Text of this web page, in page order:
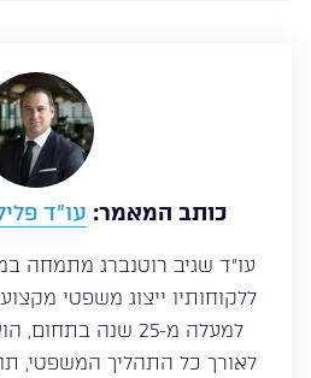
כותב המאמר: עו”ד
עו”ד שגיב רוטנברג מתמחה
ללקוחותיו ייצוג משפטי
למעלה מ-25 שנה
לאורך כל התהליך המשפטי,